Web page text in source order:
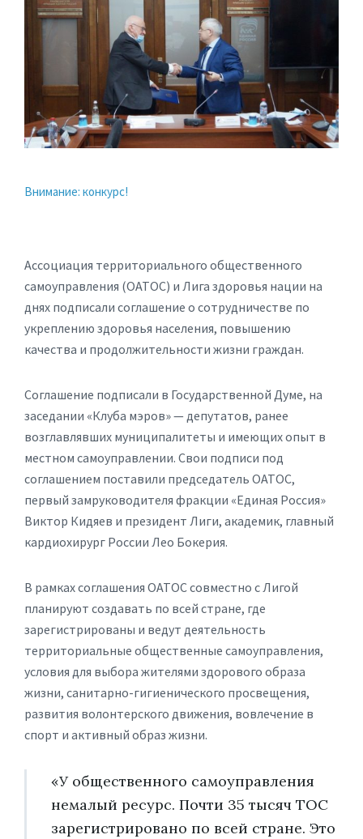
Внимание: конкурс!
Ассоциация территориального общественного
самоуправления (ОАТОС) и Лига здоровья нации на
днях подписали соглашение о сотрудничестве по
укреплению здоровья населения, повышению
качества и продолжительности жизни граждан.
Соглашение подписали в Государственной Думе, на
заседании «Клуба мэров» — депутатов, ранее
возглавлявших муниципалитеты и имеющих опыт в
местном самоуправлении. Свои подписи под
соглашением поставили председатель ОАТОС,
первый замруководителя фракции «Единая Россия»
Виктор Кидяев и президент Лиги, академик, главный
кардиохирург России Лео Бокерия.
В рамках соглашения ОАТОС совместно с Лигой
планируют создавать по всей стране, где
зарегистрированы и ведут деятельность
территориальные общественные самоуправления,
условия для выбора жителями здорового образа
жизни, санитарно-гигиенического просвещения,
развития волонтерского движения, вовлечение в
спорт и активный образ жизни.
«У общественного самоуправления
немалый ресурс. Почти 35 тысяч ТОС
зарегистрировано по всей стране. Это